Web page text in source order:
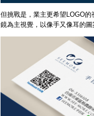
但挑戰是，業主更希望LOGO
鏡為主視覺，以像手又像耳的